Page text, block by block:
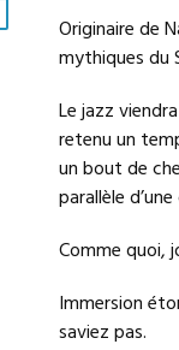
Originaire de
mythiques du
Le jazz
retenu un
un bout de
parallèle
Comme quoi,
Immersion
saviez pas.